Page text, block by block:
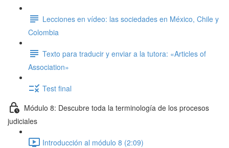
Lecciones en vídeo: las sociedades en México, Chile y
Colombia
Texto para traducir y enviar a la tutora: «Articles of
Association»
Test final
Módulo 8: Descubre toda la terminología de los procesos
judiciales
Introducción al módulo 8 (2:09)